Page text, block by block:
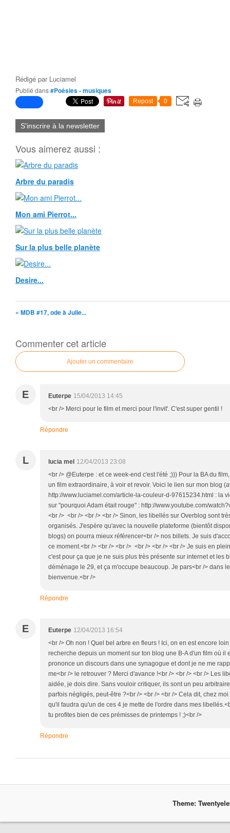
Rédigé par Luciamel
Publié dans#Poésies - musiques
Repost 0
S'inscrire à la newsletter
Vous aimerez aussi :
Arbre du paradis
Mon ami Pierrot...
Sur la plus belle planète
Desire...
« MDB #17, ode à Julie...
Commenter cet article
Ajouter un commentaire
E Euterpe 15/04/2013 14:45
<br /> Merci pour le film et merci pour l'invit'. C'est super gentil !
Répondre
L lucia mel 12/04/2013 23:08
<br /> @Euterpe : et ce week-end c'est l'été ;))) Pour la BA du
un film extraordinaire, à voir et revoir. Voici le lien sur mon blog
http://www.luciamel.com/article-la-couleur-d-97615234.html : la
sur "pourquoi Adam était rouge" : http://www.youtube.com/
<br /> <br /> <br /> <br /> Sinon, les libellés sur Overblog sont
organisés. J'espère qu'avec la nouvelle plateforme (bientôt
blogs) on pourra mieux référencer<br /> nos billets. Je suis
ce moment.<br /> <br /> <br /> <br /> <br /> <br /> Je suis en
c'est pour ça que je ne suis plus très présente sur internet et les
déménage le 29, et ça m'occupe beaucoup. Je pars<br /> dans
bienvenue.<br />
Répondre
E Euterpe 12/04/2013 16:54
<br /> Oh non ! Quel bel arbre en fleurs ! Ici, on en est encore
recherche depuis un moment sur ton blog une B-A d'un film où il
prononce un discours dans une synagogue et dont je ne me
me<br /> le retrouver ? Merci d'avance !<br /> <br /> <br /> Les
aidée, je dois dire. Sans vouloir critiquer, ils sont un peu
parfois négligés, peut-être ?<br /> <br /> <br /> Cela dit, chez
qu'il faudra qu'un de ces 4 je mette de l'ordre dans mes
tu profites bien de ces prémisses de printemps ! ;)<br />
Répondre
Theme: